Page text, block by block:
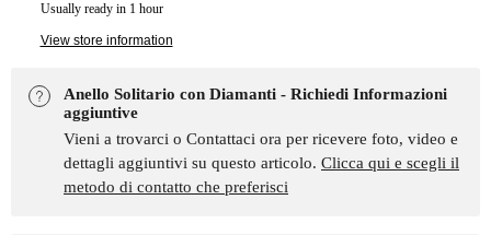
Usually ready in 1 hour
View store information
Anello Solitario con Diamanti - Richiedi Informazioni
aggiuntive
Vieni a trovarci o Contattaci ora per ricevere foto, video e
dettagli aggiuntivi su questo articolo. Clicca qui e scegli il
metodo di contatto che preferisci